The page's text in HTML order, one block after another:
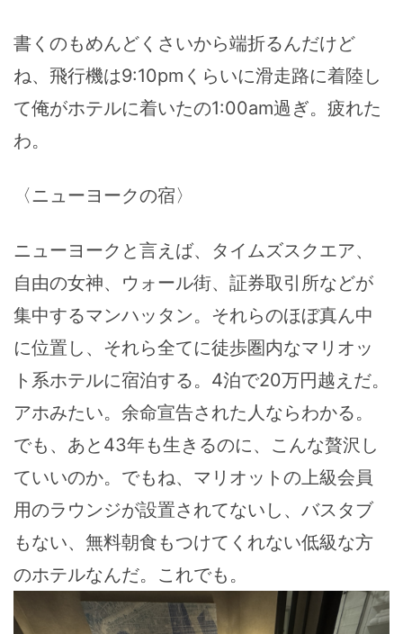
書くのもめんどくさいから端折るんだけど
ね、飛行機は9:10pmくらいに滑走路に着陸し
て俺がホテルに着いたの1:00am過ぎ。疲れた
わ。
〈ニューヨークの宿〉
ニューヨークと言えば、タイムズスクエア、
自由の女神、ウォール街、証券取引所などが
集中するマンハッタン。それらのほぼ真ん中
に位置し、それら全てに徒歩圏内なマリオッ
ト系ホテルに宿泊する。4泊で20万円越えだ。
アホみたい。余命宣告された人ならわかる。
でも、あと43年も生きるのに、こんな贅沢し
ていいのか。でもね、マリオットの上級会員
用のラウンジが設置されてないし、バスタブ
もない、無料朝食もつけてくれない低級な方
のホテルなんだ。これでも。